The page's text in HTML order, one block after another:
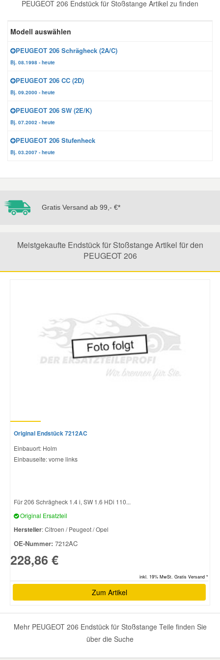
PEUGEOT 206 Endstück für Stoßstange Artikel zu finden
Modell auswählen
PEUGEOT 206 Schrägheck (2A/C)
Bj. 08.1998 - heute
PEUGEOT 206 CC (2D)
Bj. 09.2000 - heute
PEUGEOT 206 SW (2E/K)
Bj. 07.2002 - heute
PEUGEOT 206 Stufenheck
Bj. 03.2007 - heute
Gratis Versand ab 99,- €*
Meistgekaufte Endstück für Stoßstange Artikel für den
PEUGEOT 206
Original Endstück 7212AC
Einbauort: Holm
Einbauseite: vorne links
Für 206 Schrägheck 1.4 i, SW 1.6 HDi 110...
Original Ersatzteil
Hersteller: Citroen / Peugeot / Opel
OE-Nummer: 7212AC
228,86 €
inkl. 19% MwSt. Gratis Versand *
Zum Artikel
Mehr PEUGEOT 206 Endstück für Stoßstange Teile finden Sie
über die Suche
Zündanlage und Glühanlage
Jeep Ersatzteile
Lancia Ersatzteile
Mazda Ersatzteile
Mercedes Ersatzteile
Mitsubishi Ersatzteile
Nissan Ersatzteile
Skoda Ersatzteile
Toyota Ersatzteile
Vauxhall Ersatzteile